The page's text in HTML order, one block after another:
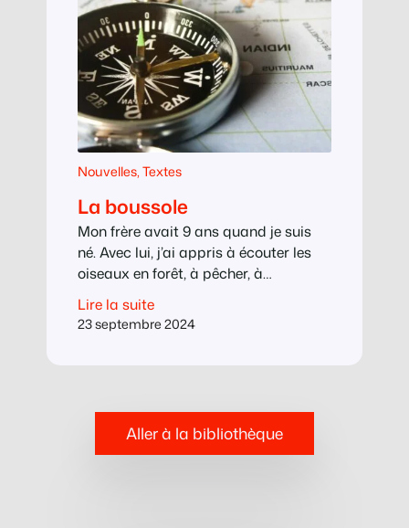
Nouvelles, Textes
La boussole
Mon frère avait 9 ans quand je suis
né. Avec lui, j’ai appris à écouter les
oiseaux en forêt, à pêcher, à
reconnaître les champignons et les
baies comestibles, à nager, aussi,
dans la petite rivière toujours glacée
Lire la suite
23 septembre 2024
Aller à la bibliothèque